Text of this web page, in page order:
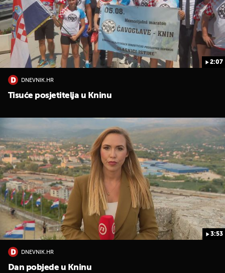
2:07
DNEVNIK.HR
Tisuće posjetitelja u Kninu
3:53
DNEVNIK.HR
Dan pobjede u Kninu
UKLJUČITE NOTIFIKACIJE